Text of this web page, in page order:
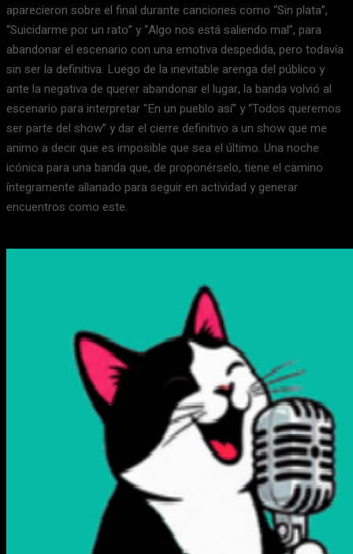
aparecieron sobre el final durante canciones como “Sin plata”,
“Suicidarme por un rato” y “Algo nos está saliendo mal”, para
abandonar el escenario con una emotiva despedida, pero todavía
sin ser la definitiva. Luego de la inevitable arenga del público y
ante la negativa de querer abandonar el lugar, la banda volvió al
escenario para interpretar “En un pueblo así” y “Todos queremos
ser parte del show” y dar el cierre definitivo a un show que me
animo a decir que es imposible que sea el último. Una noche
icónica para una banda que, de proponérselo, tiene el camino
íntegramente allanado para seguir en actividad y generar
encuentros como este.